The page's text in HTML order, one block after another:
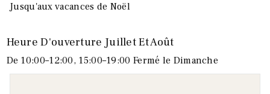
Jusqu'aux vacances de Noël
Heure D'ouverture Juillet Et Août
De 10:00–12:00, 15:00–19:00 Fermé le Dimanche